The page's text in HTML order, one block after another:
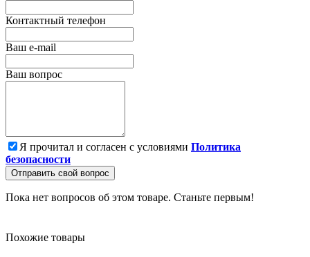
Контактный телефон
Ваш e-mail
Ваш вопрос
Я прочитал и согласен с условиями Политика
безопасности
Отправить свой вопрос
Пока нет вопросов об этом товаре. Станьте первым!
Похожие товары